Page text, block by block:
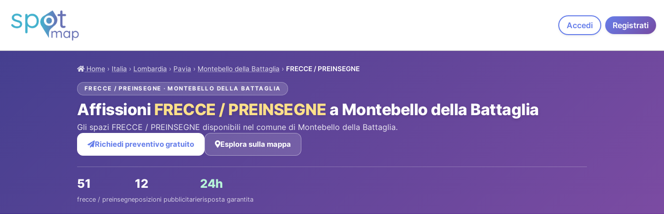
Accedi Registrati
Home › Italia › Lombardia › Pavia › Montebello della Battaglia › FRECCE / PREINSEGNE
FRECCE / PREINSEGNE · MONTEBELLO DELLA BATTAGLIA
Affissioni FRECCE / PREINSEGNE a Montebello della Battaglia
Gli spazi FRECCE / PREINSEGNE disponibili nel comune di Montebello della Battaglia.
Richiedi preventivo gratuito Esplora sulla mappa
51
frecce / preinsegne
12
posizioni pubblicitarie
24h
risposta garantita